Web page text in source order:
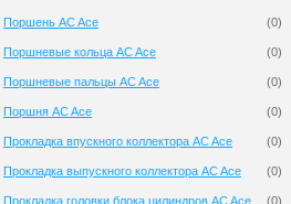
Поршень AC Ace (0)
Поршневые кольца AC Ace (0)
Поршневые пальцы AC Ace (0)
Поршня AC Ace (0)
Прокладка впускного коллектора AC Ace (0)
Прокладка выпускного коллектора AC Ace (0)
Прокладка головки блока цилиндров AC Ace (0)